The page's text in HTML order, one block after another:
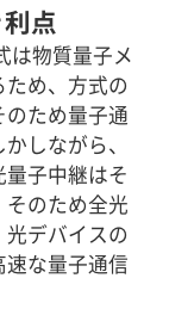
点
は物質量子メ
め、方式の
ため量子通
しながら、
子中継はそ
のため全光
デバイスの
な量子通信